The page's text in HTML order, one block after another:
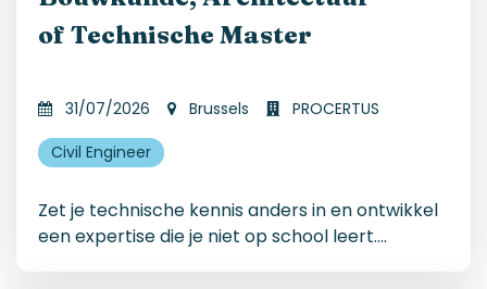
of Technische Master
31/07/2026 Brussels
PROCERTUS
Civil Engineer
Zet je technische kennis anders in en ontwikkel
een expertise die je niet op school leert....